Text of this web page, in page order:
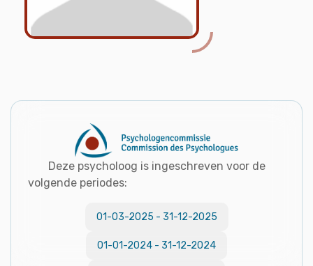
Deze psycholoog is ingeschreven voor de
volgende periodes:
01-03-2025 - 31-12-2025
01-01-2024 - 31-12-2024